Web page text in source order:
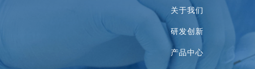
关于我们
研发创新
产品中心